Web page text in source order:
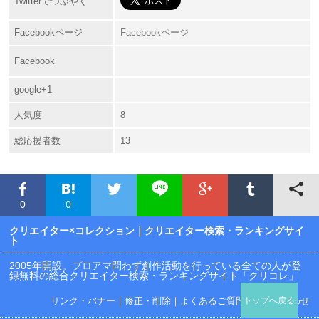
Facebookページ Facebookページ
Facebook
google+1
人気度 8
総応援者数 13
0 0
クリエイター×コレクション ｜クリエイター検索・ランキングサイ
ト
2005年開設。プロアマ問わず創作活動を行っている全ての人が登
録無料の総合クリエイター検索・ランキングサイト「クリコレ」
リンク・バナー ｜ 修正・削除 ｜ よくあるご質問 ｜お問い合わせ
トップへ戻る